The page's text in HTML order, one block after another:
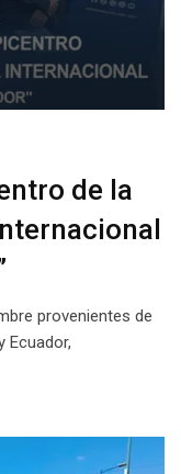
de la
provenientes de
Ecuador,